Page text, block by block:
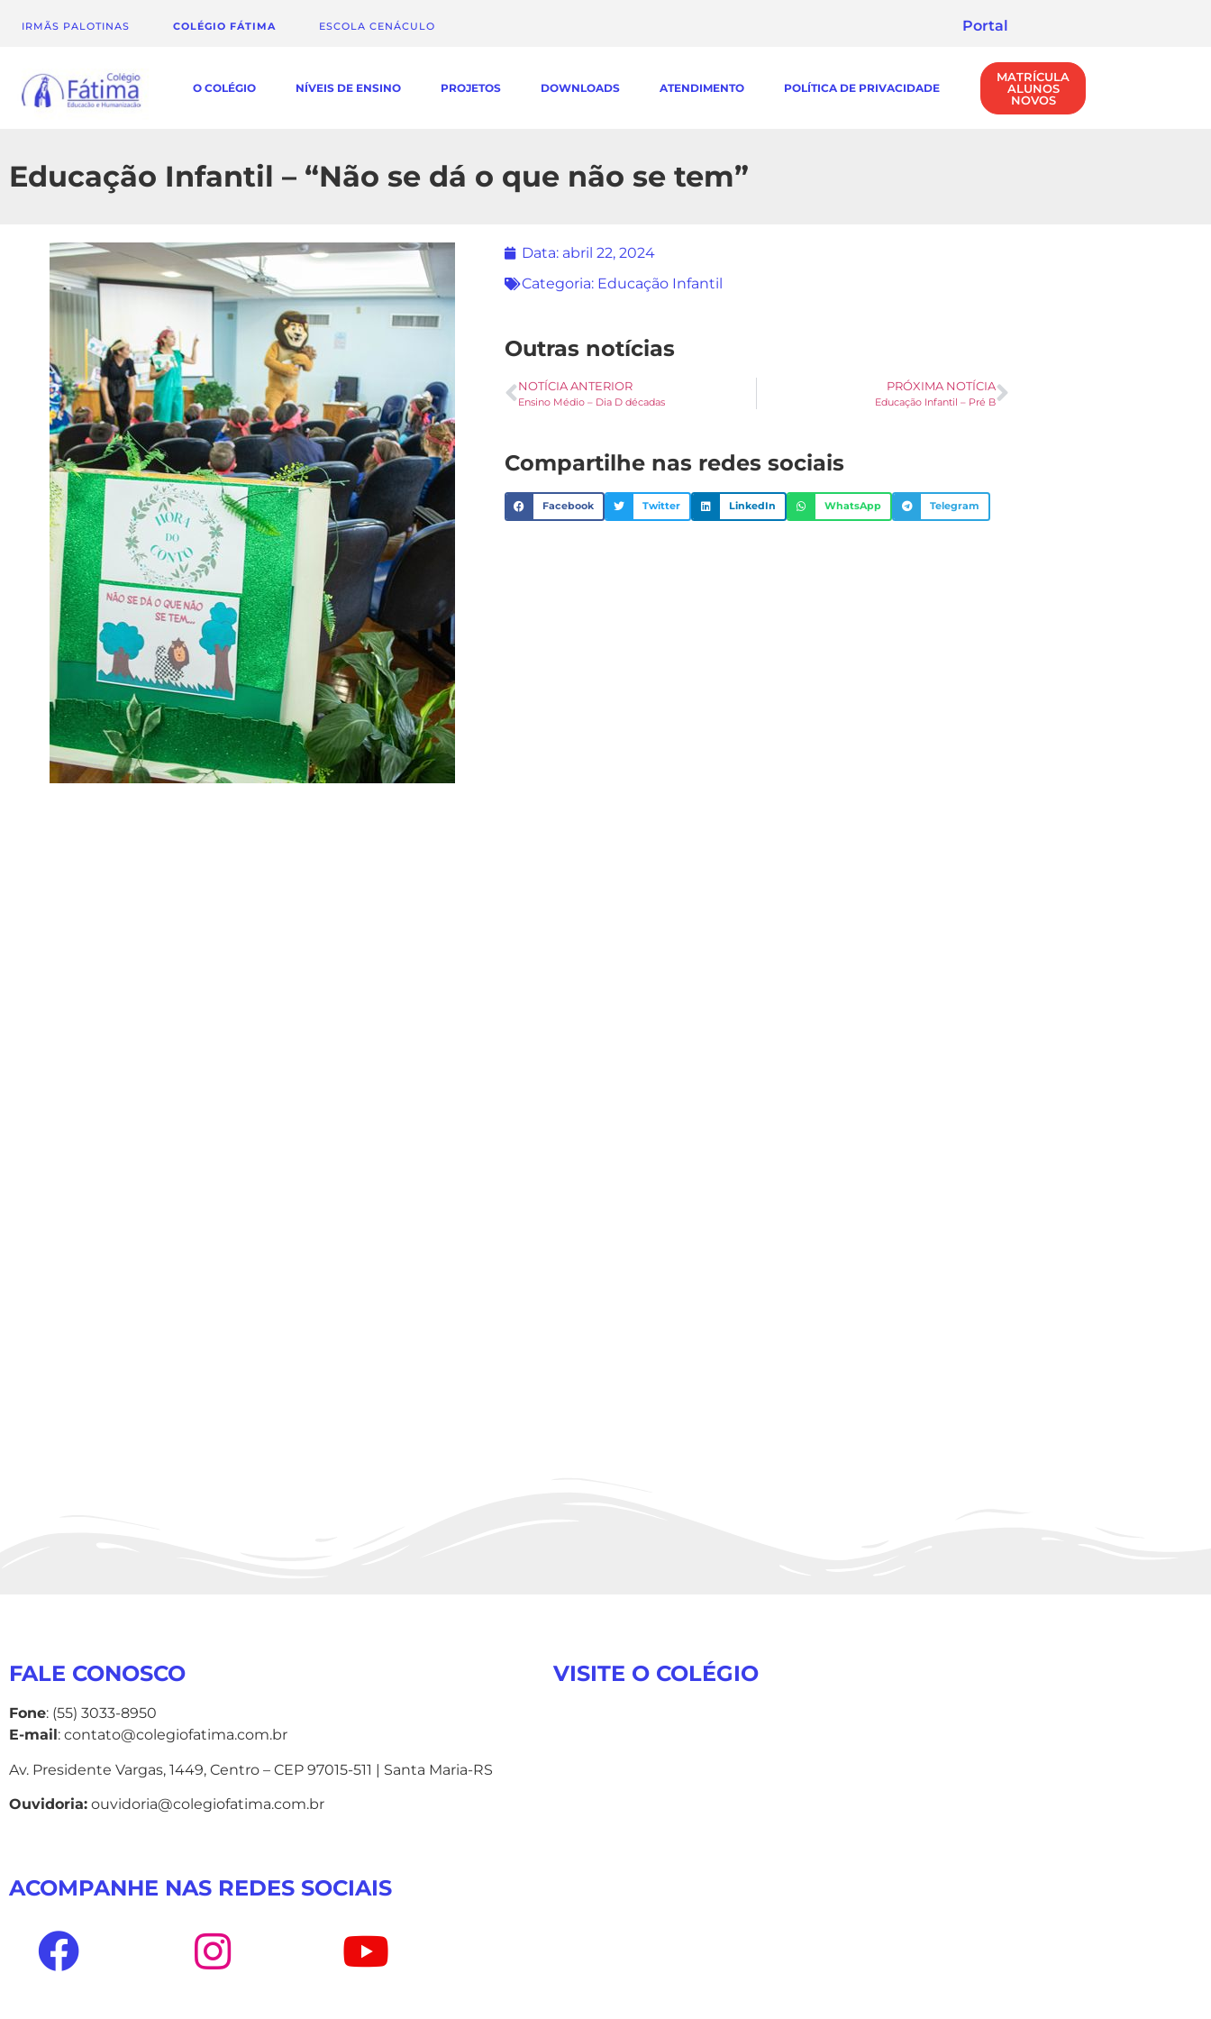
IRMÃS PALOTINAS COLÉGIO FÁTIMA ESCOLA CENÁCULO Portal
O COLÉGIO NÍVEIS DE ENSINO PROJETOS DOWNLOADS ATENDIMENTO POLÍTICA DE PRIVACIDADE
MATRÍCULA
ALUNOS
NOVOS
Educação Infantil – “Não se dá o que não se tem”
Data: abril 22, 2024
Categoria: Educação Infantil
Outras notícias
NOTÍCIA ANTERIOR
Ensino Médio – Dia D décadas
PRÓXIMA NOTÍCIA
Educação Infantil – Pré B
Compartilhe nas redes sociais
Facebook Twitter LinkedIn WhatsApp Telegram
FALE CONOSCO
Fone: (55) 3033-8950
E-mail: contato@colegiofatima.com.br
Av. Presidente Vargas, 1449, Centro – CEP 97015-511 | Santa Maria-RS
Ouvidoria: ouvidoria@colegiofatima.com.br
ACOMPANHE NAS REDES SOCIAIS
VISITE O COLÉGIO